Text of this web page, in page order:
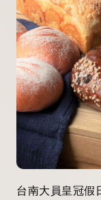
台南大員皇冠假